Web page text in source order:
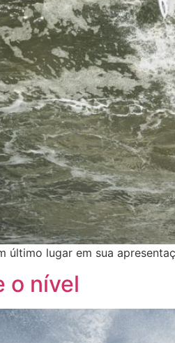
último lugar em sua
o nível